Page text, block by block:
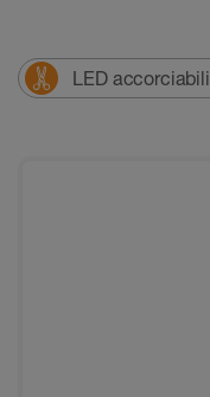
LED accorciabili